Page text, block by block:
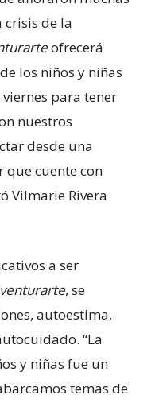
de la
ofrecerá
los niños y niñas
para tener
nuestros
desde una
cuente con
Vilmarie Rivera
a ser
, se
autoestima,
“La
y niñas fue un
temas de